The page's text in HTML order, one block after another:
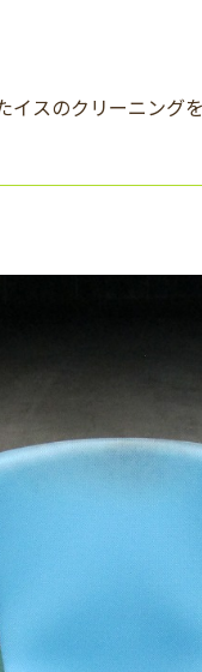
スのクリーニングを